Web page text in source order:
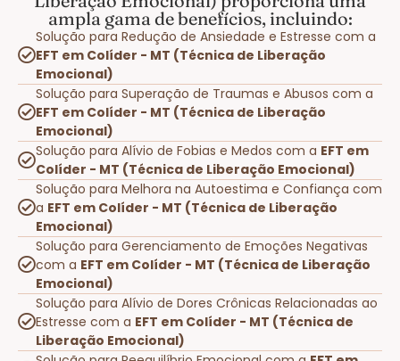
ampla gama de benefícios, incluindo:
Solução para Redução de Ansiedade e Estresse com a
EFT em Colíder - MT (Técnica de Liberação
Emocional)
Solução para Superação de Traumas e Abusos com a
EFT em Colíder - MT (Técnica de Liberação
Emocional)
Solução para Alívio de Fobias e Medos com a EFT em
Colíder - MT (Técnica de Liberação Emocional)
Solução para Melhora na Autoestima e Confiança com
a EFT em Colíder - MT (Técnica de Liberação
Emocional)
Solução para Gerenciamento de Emoções Negativas
com a EFT em Colíder - MT (Técnica de Liberação
Emocional)
Solução para Alívio de Dores Crônicas Relacionadas ao
Estresse com a EFT em Colíder - MT (Técnica de
Liberação Emocional)